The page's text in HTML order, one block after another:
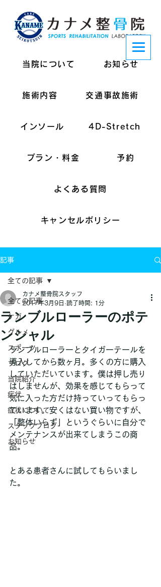
当院について お知らせ
施術内容 交通事故施術
インソール 4D-Stretch
プラン・料金 予約
よくある質問
キャンセルポリシー
記事
全ての記事
ケガ
グルメ
スポーツ
ブログ
当院紹介
症状
症状について
スタッフブログ
お知らせ
全ての記事
ランブルローラーのポテ
ンシャル
カナメ整骨院スタッフ
2017年3月9日 読了時間: 1分
ランブルローラーとタイガーテールを
導入してから数ヶ月。多くの方に購入
していただいています。僕は押し売り
はしませんが、効果を感じてもらって
気に入った方だけ持っていってもらっ
ています。安くはない買い物ですが、
「整体いらず」というぐらいに自分で
メンテナンスが出来てしまうこの商
品。
とある患者さんに試してもらいまし
た。